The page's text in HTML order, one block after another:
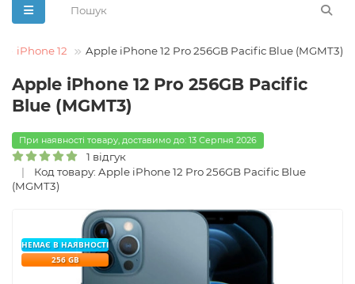
iPhone 12 Apple iPhone 12 Pro 256GB Pacific Blue (MGMT3)
Apple iPhone 12 Pro 256GB Pacific
Blue (MGMT3)
При наявності товару, доставимо до: 13 Серпня 2026
1 відгук
Код товару: Apple iPhone 12 Pro 256GB Pacific Blue
(MGMT3)
НЕМАЄ В НАЯВНОСТІ
256 GB